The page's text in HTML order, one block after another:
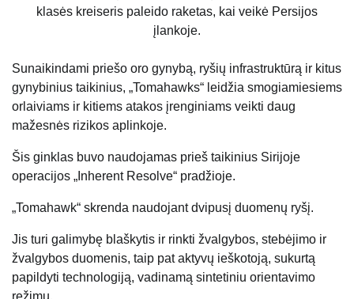
klasės kreiseris paleido raketas, kai veikė Persijos
įlankoje.
Sunaikindami priešo oro gynybą, ryšių infrastruktūrą ir kitus
gynybinius taikinius, „Tomahawks“ leidžia smogiamiesiems
orlaiviams ir kitiems atakos įrenginiams veikti daug
mažesnės rizikos aplinkoje.
Šis ginklas buvo naudojamas prieš taikinius Sirijoje
operacijos „Inherent Resolve“ pradžioje.
„Tomahawk“ skrenda naudojant dvipusį duomenų ryšį.
Jis turi galimybę blaškytis ir rinkti žvalgybos, stebėjimo ir
žvalgybos duomenis, taip pat aktyvų ieškotoją, sukurtą
papildyti technologiją, vadinamą sintetiniu orientavimo
režimu.